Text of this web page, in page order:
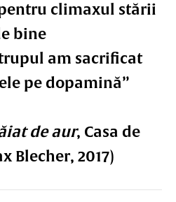
climaxul stării
bine
am sacrificat
pe dopamină”
de aur, Casa de
Blecher, 2017)